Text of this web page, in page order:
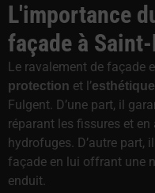
L'importance
façade à
Le ravalement de façade
protection et l’esthétique
Fulgent. D’une part, il
réparant les fissures et
hydrofuges. D’autre part,
façade en lui offrant une
enduit.